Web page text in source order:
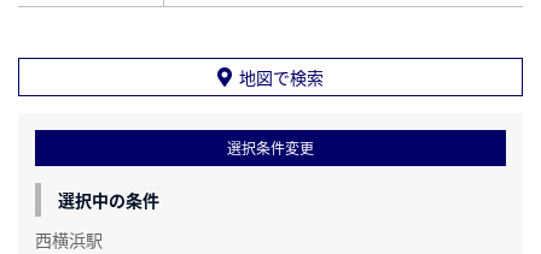
地図で検索
選択条件変更
選択中の条件
西横浜駅